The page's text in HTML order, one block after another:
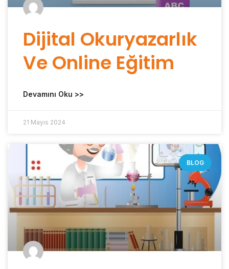
Dijital Okuryazarlık
Ve Online Eğitim
Devamını Oku >>
21 Mayıs 2024
BLOG